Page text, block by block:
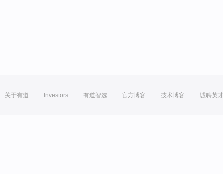
关于有道 Investors 有道智选 官方博客 技术博客 诚聘英才